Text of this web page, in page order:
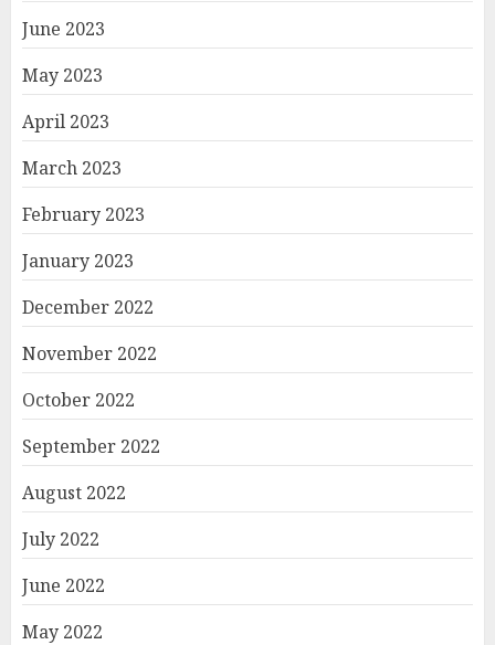
June 2023
May 2023
April 2023
March 2023
February 2023
January 2023
December 2022
November 2022
October 2022
September 2022
August 2022
July 2022
June 2022
May 2022